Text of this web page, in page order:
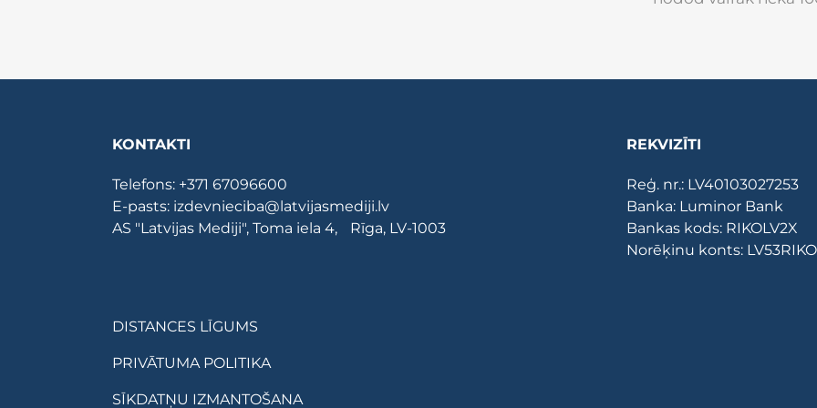
KONTAKTI
Telefons: +371 67096600
E-pasts: izdevnieciba@latvijasmediji.lv
AS "Latvijas Mediji", Toma iela 4, Rīga, LV-1003
REKVIZĪTI
Reģ. nr.: LV40103027253
Banka: Luminor Bank
Bankas kods: RIKOLV2X
Norēķinu konts:
DISTANCES LĪGUMS
PRIVĀTUMA POLITIKA
SĪKDATŅU IZMANTOŠANA